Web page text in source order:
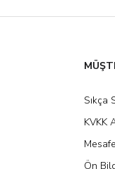
Sıkça
KVKK
Ön